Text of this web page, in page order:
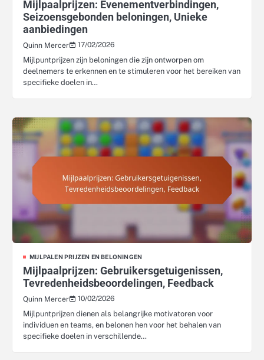
Mijlpaalprijzen: Evenementverbindingen,
Seizoensgebonden beloningen, Unieke
aanbiedingen
Quinn Mercer
17/02/2026
Mijlpuntprijzen zijn beloningen die zijn ontworpen om
deelnemers te erkennen en te stimuleren voor het bereiken van
specifieke doelen in…
MIJLPALEN PRIJZEN EN BELONINGEN
Mijlpaalprijzen: Gebruikersgetuigenissen,
Tevredenheidsbeoordelingen, Feedback
Quinn Mercer
10/02/2026
Mijlpuntprijzen dienen als belangrijke motivatoren voor
individuen en teams, en belonen hen voor het behalen van
specifieke doelen in verschillende…